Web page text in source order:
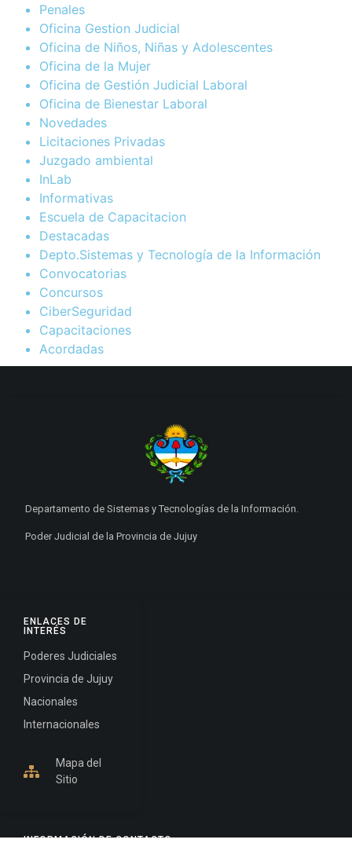
Penales
Oficina Gestion Judicial
Oficina de Niños, Niñas y Adolescentes
Oficina de la Mujer
Oficina de Gestión Judicial Laboral
Oficina de Bienestar Laboral
Novedades
Licitaciones Privadas
Juzgado ambiental
InLab
Informativas
Escuela de Capacitacion
Destacadas
Depto.Sistemas y Tecnología de la Información
Convocatorias
Concursos
CiberSeguridad
Capacitaciones
Acordadas
INFORMACIÓN DE CONTACTO
ENLACES DE
INTERÉS
Poderes Judiciales
Provincia de Jujuy
Nacionales
Internacionales
Mapa del
Sitio
Departamento de Sistemas y Tecnologías de la Información.
Poder Judicial de la Provincia de Jujuy